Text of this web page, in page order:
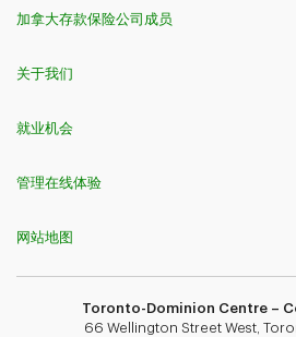
加拿大存款保险公司成员
关于我们
就业机会
管理在线体验
网站地图
Toronto-Dominion Centre –
66 Wellington Street West,